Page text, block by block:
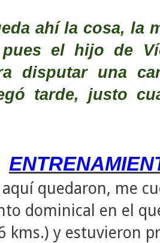
ahí la cosa, la
el hijo de
disputar una
tarde, justo
quedaron, me
dominical en el
kms.) y estuvieron